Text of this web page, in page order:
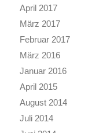
April 2017
März 2017
Februar 2017
März 2016
Januar 2016
April 2015
August 2014
Juli 2014